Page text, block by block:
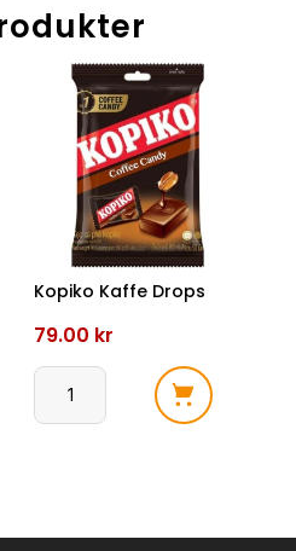
Kopiko Kaffe Drops
79.00 kr
Kopiko